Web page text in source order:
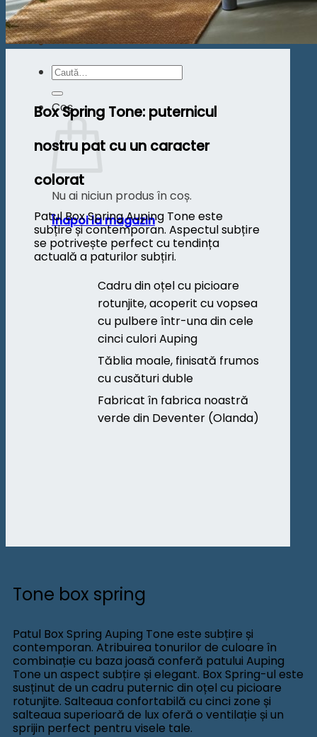
Înapoi la magazin
Caută
după:
Coș
Nu ai niciun produs în coș.
Înapoi la magazin
Box Spring Tone: puternicul
nostru pat cu un caracter
colorat
Patul Box Spring Auping Tone este
subțire și contemporan. Aspectul subțire
se potrivește perfect cu tendința
actuală a paturilor subțiri.
Cadru din oțel cu picioare
rotunjite, acoperit cu vopsea
cu pulbere într-una din cele
cinci culori Auping
Tăblia moale, finisată frumos
cu cusături duble
Fabricat în fabrica noastră
verde din Deventer (Olanda)
Tone box spring
Patul Box Spring Auping Tone este subțire și
contemporan. Atribuirea tonurilor de culoare în
combinație cu baza joasă conferă patului Auping
Tone un aspect subțire și elegant. Box Spring-ul este
susținut de un cadru puternic din oțel cu picioare
rotunjite. Salteaua confortabilă cu cinci zone și
salteaua superioară de lux oferă o ventilație și un
sprijin perfect pentru visele tale.